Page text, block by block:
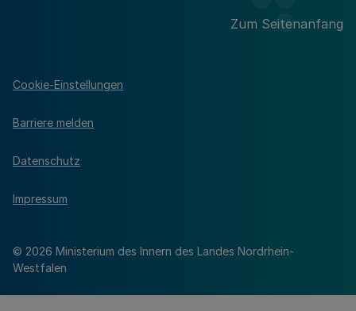
Zum Seitenanfang
© 2026 Ministerium des Innern des Landes Nordrhein-
Westfalen
Cookie-Einstellungen
Barriere melden
Datenschutz
Impressum